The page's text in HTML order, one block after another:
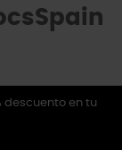
descuento en tu